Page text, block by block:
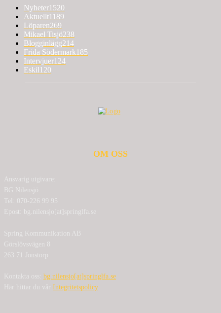
Nyheter1520
Aktuellt1189
Löparen269
Mikael Tisjö238
Blogginlägg214
Frida Södermark185
Intervjuer124
Eskil120
OM OSS
Ansvarig utgivare:
BG Nilensjö
Tel: 070-226 99 95
Epost: bg.nilensjo[at]springlfa.se
Spring Kommunikation AB
Görslövsvägen 8
263 71 Jonstorp
Kontakta oss: bg.nilensjo[at]springlfa.se
Här hittar du vår Integritetspolicy